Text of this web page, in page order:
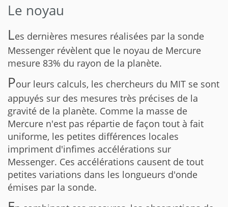
Le noyau
Les dernières mesures réalisées par la sonde
Messenger révèlent que le noyau de Mercure
mesure 83% du rayon de la planète.
Pour leurs calculs, les chercheurs du MIT se sont
appuyés sur des mesures très précises de la
gravité de la planète. Comme la masse de
Mercure n'est pas répartie de façon tout à fait
uniforme, les petites différences locales
impriment d'infimes accélérations sur
Messenger. Ces accélérations causent de tout
petites variations dans les longueurs d'onde
émises par la sonde.